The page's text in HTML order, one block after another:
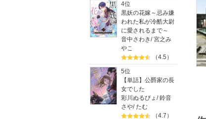
4位
黒妖の花嫁～忌み嫌
われた私が冷酷大尉
に愛されるまで～
音中さわき/宮之み
やこ
（4.5）
5位
【単話】公爵家の長
女でした
彩川ぬるぴょ /鈴音
さや/たむ
（4.7）